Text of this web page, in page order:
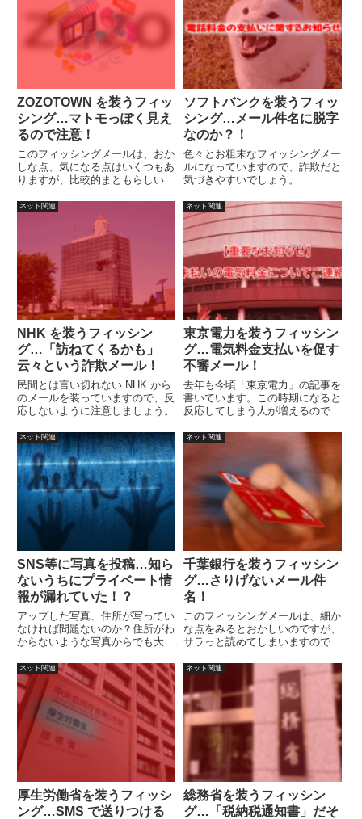
ZOZOTOWN を装うフィッ
シング…マトモっぽく見え
るので注意！
このフィッシングメールは、おか
しな点、気になる点はいくつもあ
りますが、比較的まともらしい文
う。
ソフトバンクを装うフィッ
シング…メール件名に脱字
なのか？！
色々とお粗末なフィッシングメー
ルになっていますので、詐欺だと
気づきやすいでしょう。
ネット関連
NHK を装うフィッシン
グ…「訪ねてくるかも」
云々という詐欺メール！
民間とは言い切れない NHK から
のメールを装っていますので、反
応しないように注意しましょう。
ネット関連
東京電力を装うフィッシン
グ…電気料金支払いを促す
不審メール！
去年も今頃「東京電力」の記事を
書いています。この時期になると
反応してしまう人が増えるのでし
ネット関連
SNS等に写真を投稿…知ら
ないうちにプライベート情
報が漏れていた！？
アップした写真、住所が写ってい
なければ問題ないのか？住所がわ
からないような写真からでも大ま
のアップした写真があればさらに
情報が集まります。
ネット関連
千葉銀行を装うフィッシン
グ…さりげないメール件
名！
このフィッシングメールは、細か
な点をみるとおかしいのですが、
サラっと読めてしまいますので、
ネット関連
厚生労働省を装うフィッシ
ング…SMS で送りつける
ネット関連
総務省を装うフィッシン
グ…「税納税通知書」だそ